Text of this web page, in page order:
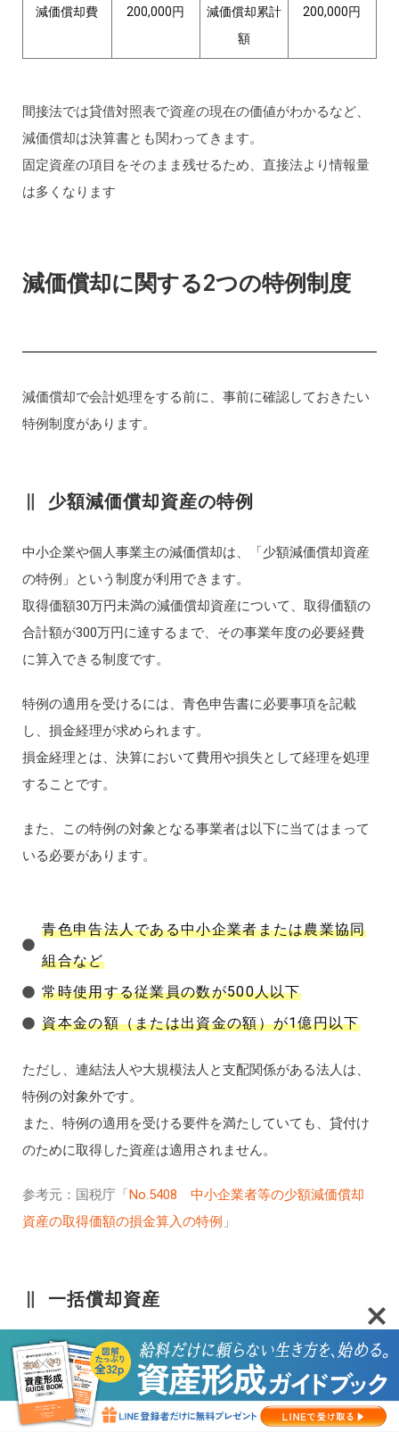
減価償却費 200,000円
減価償却累計
額
200,000円
間接法では貸借対照表で資産の現在の価値がわかるなど、
減価償却は決算書とも関わってきます。
固定資産の項目をそのまま残せるため、直接法より情報量
は多くなります
減価償却に関する2つの特例制度
減価償却で会計処理をする前に、事前に確認しておきたい
特例制度があります。
少額減価償却資産の特例
中小企業や個人事業主の減価償却は、「少額減価償却資産
の特例」という制度が利用できます。
取得価額30万円未満の減価償却資産について、取得価額の
合計額が300万円に達するまで、その事業年度の必要経費
に算入できる制度です。
特例の適用を受けるには、青色申告書に必要事項を記載
し、損金経理が求められます。
損金経理とは、決算において費用や損失として経理を処理
することです。
また、この特例の対象となる事業者は以下に当てはまって
いる必要があります。
青色申告法人である中小企業者または農業協同
組合など
常時使用する従業員の数が500人以下
資本金の額（または出資金の額）が1億円以下
ただし、連結法人や大規模法人と支配関係がある法人は、
特例の対象外です。
また、特例の適用を受ける要件を満たしていても、貸付け
のために取得した資産は適用されません。
参考元：国税庁「No.5408 中小企業者等の少額減価償却
資産の取得価額の損金算入の特例 」
一括償却資産
減価償却では、耐用年数に応じて経費計上していくのが基
本です。
ただし、一括償却資産という制度を活用すると、資産の種